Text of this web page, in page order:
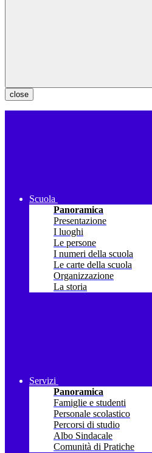
close
Scuola
Panoramica
Presentazione
I luoghi
Le persone
I numeri della scuola
Le carte della scuola
Organizzazione
La storia
Servizi
Panoramica
Famiglie e studenti
Personale scolastico
Percorsi di studio
Albo Sindacale
Comunità di Pratiche